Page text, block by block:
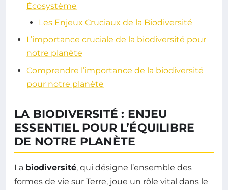
Écosystème
Les Enjeux Cruciaux de la Biodiversité
L’importance cruciale de la biodiversité pour
notre planète
Comprendre l’importance de la biodiversité
pour notre planète
LA BIODIVERSITÉ : ENJEU
ESSENTIEL POUR L’ÉQUILIBRE
DE NOTRE PLANÈTE
La biodiversité, qui désigne l’ensemble des
formes de vie sur Terre, joue un rôle vital dans le